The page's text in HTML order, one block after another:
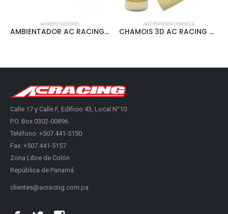
AMBIENTADORES
AMBIENTADOR AC RACING VENT CLIP 12PCS/INNER FRESA – ACVCLIP-006
ACCESORIOS LIMPIEZA
CHAMOIS 3D AC RACING GRANDE TUBO PLASTICO CLEAR – ACLEN-3D02
Calle 17 y Calle F, Edificio 43, Local N°10
P.O. Box 0302-00896
Teléfono: +507.441-5150
Fax: +507.441-5157
Zona Libre de Colón
República de Panamá
clientes@acracing.com.pa